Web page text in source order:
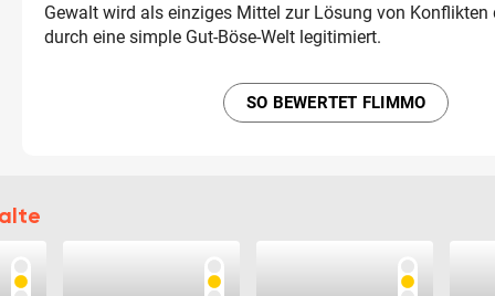
Gewalt wird als einziges Mittel zur Lösung von Konflikten
durch eine simple Gut-Böse-Welt legitimiert.
SO BEWERTET FLIMMO